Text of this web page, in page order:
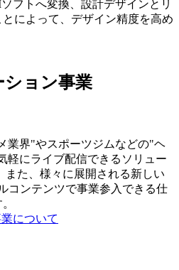
フトへ変換、設計デザインとリ
によって、デザイン精度を高め
ション事業
業界"やスポーツジムなどの"ヘ
軽にライブ配信できるソリュー
また、様々に展開される新しい
コンテンツで事業参入できる仕
について